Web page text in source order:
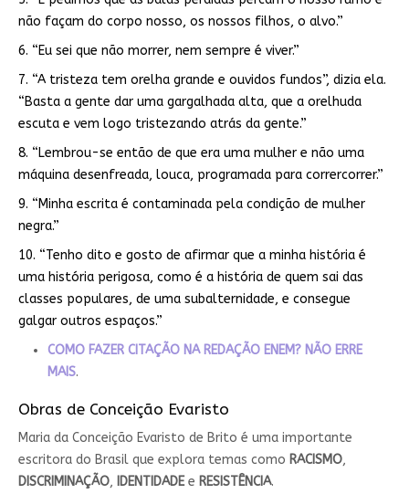
não façam do corpo nosso, os nossos filhos, o alvo.”
6. “Eu sei que não morrer, nem sempre é viver.”
7. “A tristeza tem orelha grande e ouvidos fundos”, dizia ela.
“Basta a gente dar uma gargalhada alta, que a orelhuda
escuta e vem logo tristezando atrás da gente.”
8. “Lembrou-se então de que era uma mulher e não uma
máquina desenfreada, louca, programada para corrercorrer.”
9. “Minha escrita é contaminada pela condição de mulher
negra.”
10. “Tenho dito e gosto de afirmar que a minha história é
uma história perigosa, como é a história de quem sai das
classes populares, de uma subalternidade, e consegue
galgar outros espaços.”
COMO FAZER CITAÇÃO NA REDAÇÃO ENEM? NÃO ERRE
MAIS.
Obras de Conceição Evaristo
Maria da Conceição Evaristo de Brito é uma importante
escritora do Brasil que explora temas como RACISMO,
DISCRIMINAÇÃO, IDENTIDADEe RESISTÊNCIA.